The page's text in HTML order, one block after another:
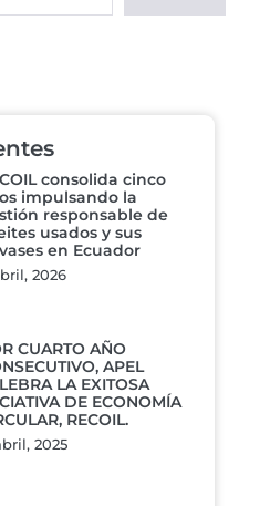
consolida cinco
impulsando la
responsable de
usados y sus
en Ecuador
2026
CUARTO AÑO
APEL
LA EXITOSA
DE ECONOMÍA
RECOIL.
2025